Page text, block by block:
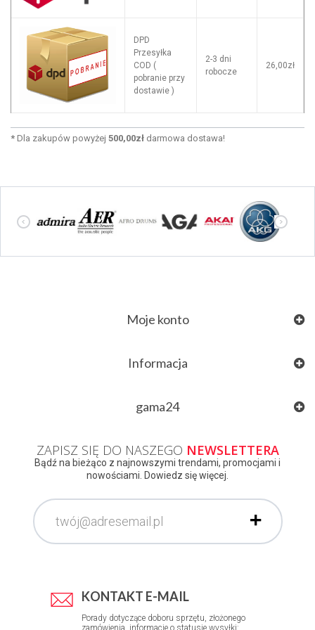
DPD
Przesyłka
COD (
pobranie przy
dostawie )
2-3 dni
robocze
26,00zł
* Dla zakupów powyżej 500,00zł darmowa dostawa!
Moje konto
Informacja
gama24
ZAPISZ SIĘ DO NASZEGO NEWSLETTERA
Bądź na bieżąco z najnowszymi trendami, promocjami i
nowościami. Dowiedz się więcej.
KONTAKT E-MAIL
Porady dotyczące doboru sprzętu, złożonego